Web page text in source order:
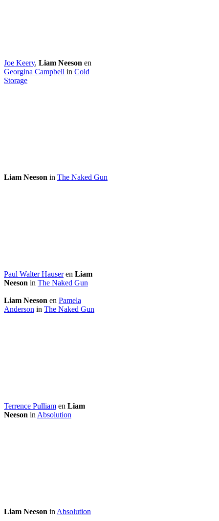
Joe Keery, Liam Neeson en
Georgina Campbell in Cold
Storage
Liam Neeson in The Naked Gun
Paul Walter Hauseren Liam
Neeson in The Naked Gun
Liam Neeson en Pamela
Anderson in The Naked Gun
Terrence Pulliam en Liam
Neeson in Absolution
Liam Neeson in Absolution